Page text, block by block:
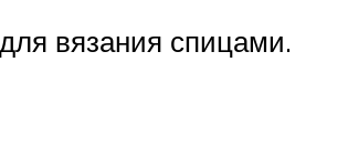
вязания спицами.